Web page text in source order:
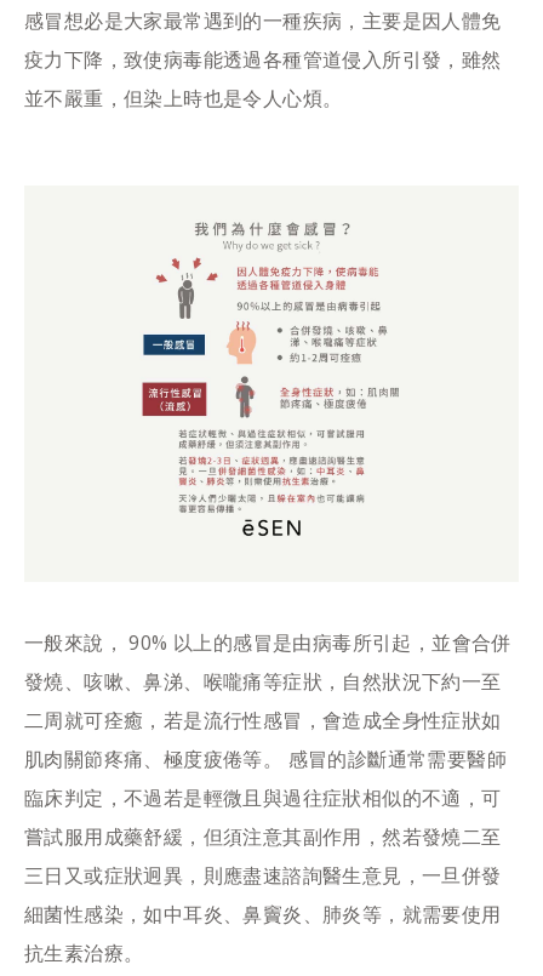
感冒想必是大家最常遇到的一種疾病，主要是因人體免
疫力下降，致使病毒能透過各種管道侵入所引發，雖然
並不嚴重，但染上時也是令人心煩。
一般來說， 90% 以上的感冒是由病毒所引起，並會合併
發燒、咳嗽、鼻涕、喉嚨痛等症狀，自然狀況下約一至
二周就可痊癒，若是流行性感冒，會造成全身性症狀如
肌肉關節疼痛、極度疲倦等。 感冒的診斷通常需要醫師
臨床判定，不過若是輕微且與過往症狀相似的不適，可
嘗試服用成藥舒緩，但須注意其副作用，然若發燒二至
三日又或症狀迥異，則應盡速諮詢醫生意見，一旦併發
細菌性感染，如中耳炎、鼻竇炎、肺炎等，就需要使用
抗生素治療。